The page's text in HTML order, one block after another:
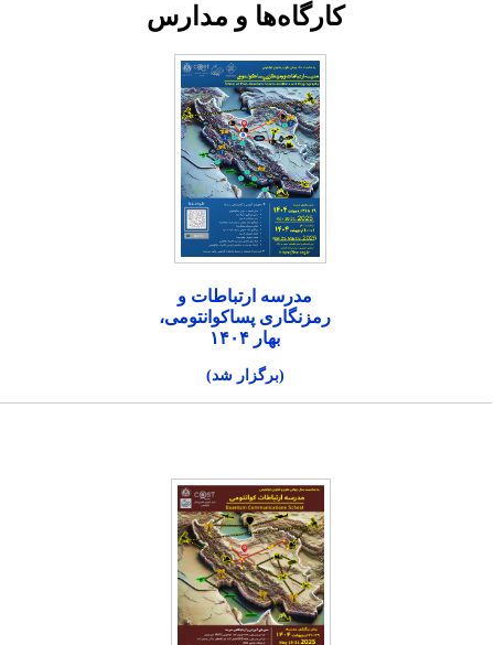
کارگاه‌ها و مدارس
مدرسه ارتباطات و
رمزنگاری پساکوانتومی،
بهار ۱۴۰۴
(برگزار شد)